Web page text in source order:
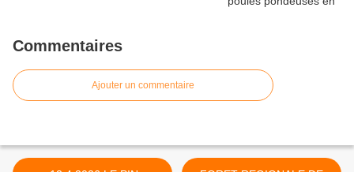
Commentaires
Ajouter un commentaire